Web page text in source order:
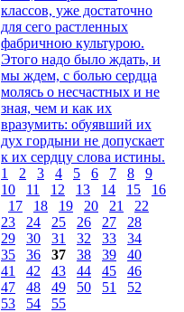
классов, уже достаточно
для сего растленных
фабричною культурою.
Этого надо было ждать, и
мы ждем, с болью сердца
молясь о несчастных и не
зная, чем и как их
вразумить: обуявший их
дух гордыни не допускает
к их сердцу слова истины.
1
2 3 4 5 6 7 8
9
10
11 12 13 14 15
16
17
18 19 20 21
22
23
24 25 26 27
28
29
30 31 32 33
34
35
36 37 38 39
40
41
42 43 44 45
46
47
48 49 50 51
52
53
54
55